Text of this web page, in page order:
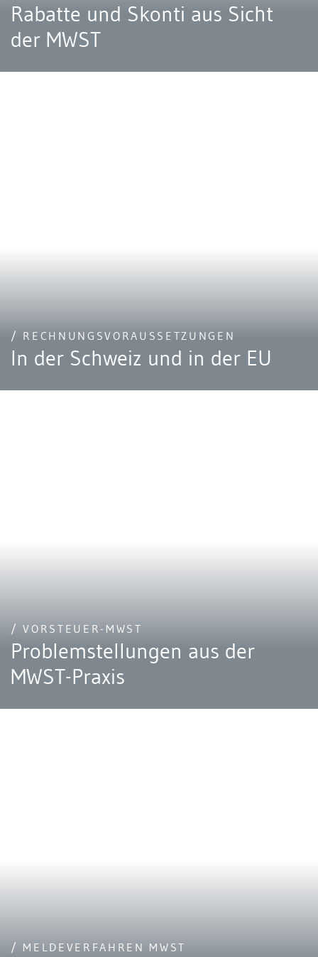
Rabatte und Skonti aus Sicht
der MWST
/ RECHNUNGSVORAUSSETZUNGEN
In der Schweiz und in der EU
/ VORSTEUER-MWST
Problemstellungen aus der
MWST-Praxis
/ MELDEVERFAHREN MWST